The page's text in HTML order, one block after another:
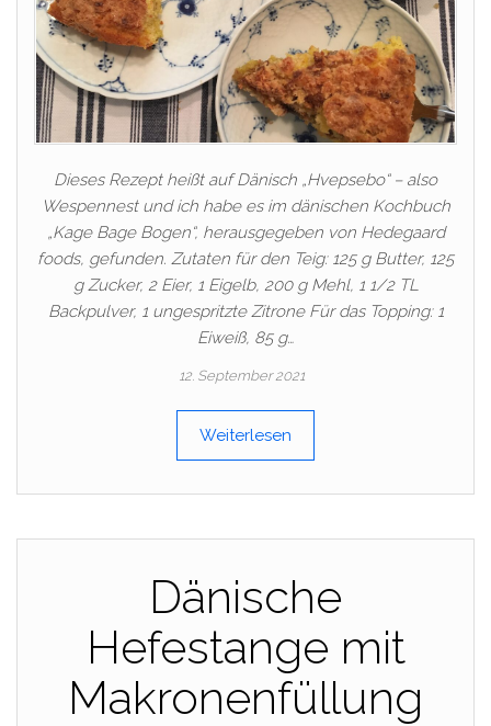
Dieses Rezept heißt auf Dänisch „Hvepsebo“ – also
Wespennest und ich habe es im dänischen Kochbuch
„Kage Bage Bogen“, herausgegeben von Hedegaard
foods, gefunden. Zutaten für den Teig: 125 g Butter, 125
g Zucker, 2 Eier, 1 Eigelb, 200 g Mehl, 1 1/2 TL
Backpulver, 1 ungespritzte Zitrone Für das Topping: 1
Eiweiß, 85 g…
12. September 2021
Weiterlesen
Dänische
Hefestange mit
Makronenfüllung